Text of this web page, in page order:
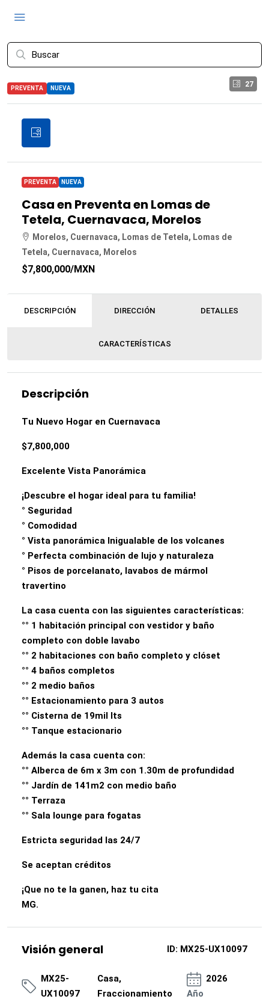
27
PREVENTA NUEVA
PREVENTA NUEVA
Casa en Preventa en Lomas de
Tetela, Cuernavaca, Morelos
Morelos, Cuernavaca, Lomas de Tetela, Lomas de
Tetela, Cuernavaca, Morelos
$7,800,000/MXN
DESCRIPCIÓN DIRECCIÓN DETALLES
CARACTERÍSTICAS
Descripción
Tu Nuevo Hogar en Cuernavaca
$7,800,000
Excelente Vista Panorámica
¡Descubre el hogar ideal para tu familia!
° Seguridad
° Comodidad
° Vista panorámica Inigualable de los volcanes
° Perfecta combinación de lujo y naturaleza
° Pisos de porcelanato, lavabos de mármol
travertino
La casa cuenta con las siguientes características:
°° 1 habitación principal con vestidor y baño
completo con doble lavabo
°° 2 habitaciones con baño completo y clóset
°° 4 baños completos
°° 2 medio baños
°° Estacionamiento para 3 autos
°° Cisterna de 19mil lts
°° Tanque estacionario
Además la casa cuenta con:
°° Alberca de 6m x 3m con 1.30m de profundidad
°° Jardín de 141m2 con medio baño
°° Terraza
°° Sala lounge para fogatas
Estricta seguridad las 24/7
Se aceptan créditos
¡Que no te la ganen, haz tu cita
MG.
Visión general ID: MX25-UX10097
MX25-
UX10097
Casa,
Fraccionamiento
2026
Año